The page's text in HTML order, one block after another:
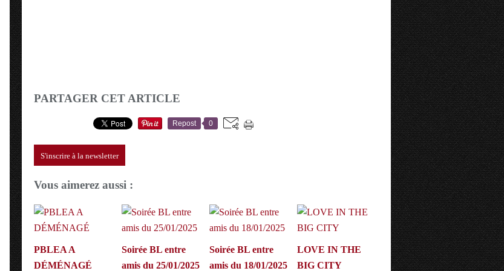
PARTAGER CET ARTICLE
Repost 0
S'inscrire à la newsletter
Vous aimerez aussi :
PBLEA A
DÉMÉNAGÉ
Soirée BL entre
amis du 25/01/2025
Soirée BL entre
amis du 18/01/2025
LOVE IN THE
BIG CITY